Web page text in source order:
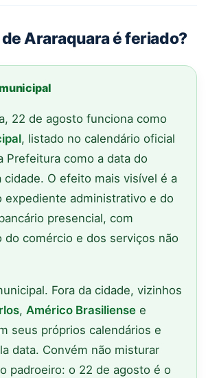
Araraquara é feriado?
22 de agosto funciona como
, listado no calendário oficial
Prefeitura como a data do
cidade. O efeito mais visível é a
expediente administrativo e do
presencial, com
do comércio e dos serviços não
Fora da cidade, vizinhos
, Américo Brasiliense e
seus próprios calendários e
data. Convém não misturar
padroeiro: o 22 de agosto é o